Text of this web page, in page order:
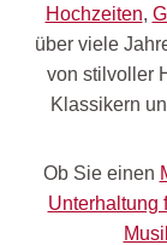
Hochzeiten,
über viele
von stilvoller
Klassikern
Ob Sie einen
Unterhaltung